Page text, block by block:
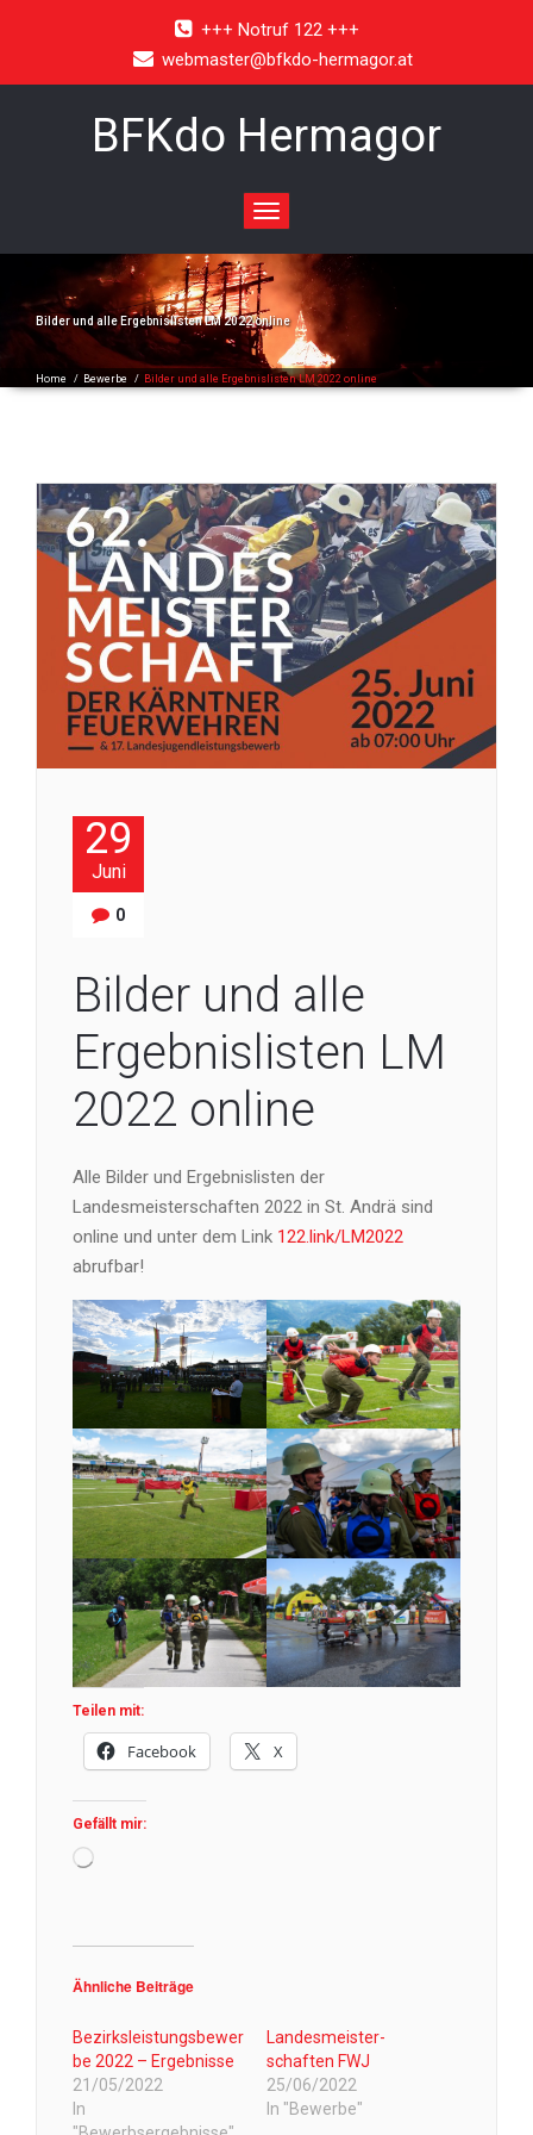
+++ Notruf 122 +++
webmaster@bfkdo-hermagor.at
BFKdo Hermagor
Toggle
navigation
Bilder und alle Ergebnislisten LM 2022 online
Home / Bewerbe / Bilder und alle Ergebnislisten LM 2022 online
29
Juni
0
Bilder und alle
Ergebnislisten LM
2022 online
Alle Bilder und Ergebnislisten der
Landesmeisterschaften 2022 in St. Andrä sind
online und unter dem Link 122.link/LM2022
abrufbar!
Teilen mit:
Facebook X
Gefällt mir:
Wird
Ähnliche Beiträge
Bezirksleistungsbewer
be 2022 – Ergebnisse
21/05/2022
In
Landesmeister-
schaften FWJ
25/06/2022
In "Bewerbe"